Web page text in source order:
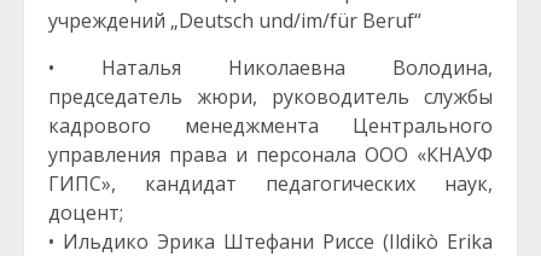
учреждений „Deutsch und/im/für Beruf“
• Наталья Николаевна Володина,
председатель жюри, руководитель службы
кадрового менеджмента Центрального
управления права и персонала ООО «КНАУФ
ГИПС», кандидат педагогических наук,
доцент;
• Ильдико Эрика Штефани Риссе (Ildikò Erika